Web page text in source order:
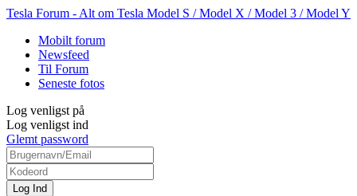
Tesla Forum - Alt om Tesla Model S / Model X / Model 3 / Model Y
Mobilt forum
Newsfeed
Til Forum
Seneste fotos
Log venligst på
Log venligst ind
Glemt password